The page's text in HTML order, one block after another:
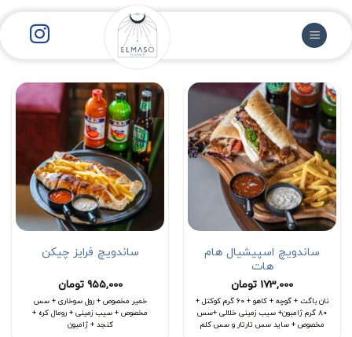
محتوا
ساندویچ اسپیشیال هام
هات
173,000 تومان
نان باگت + گوچه + کاهو + ۶۰ گرم کوکتل +
۸۰ گرم ژامبون+ سیب زمینی خلالی +سس
مخصوص + ساید سس تارتار و سس کلم
ساندویچ فرایز چیکن
955,000 تومان
خمیر مخصوص + رول سوخاری + سس
مخصوص + سیب زمینی + رومال کره +
کنجد + ژامبون